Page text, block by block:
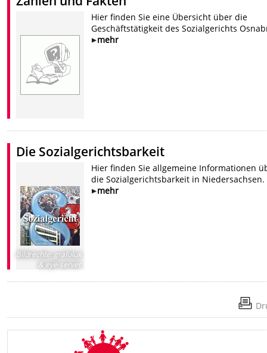
Hier finden Sie eine Übersicht über die
Geschäftstätigkeit des Sozialgerichts
mehr
Die Sozialgerichtsbarkeit
Bildrechte: grafolux
& eye-server
Hier finden Sie allgemeine Informationen
die Sozialgerichtsbarkeit in Niedersachsen.
mehr